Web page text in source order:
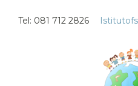
Tel: 081 712 2826